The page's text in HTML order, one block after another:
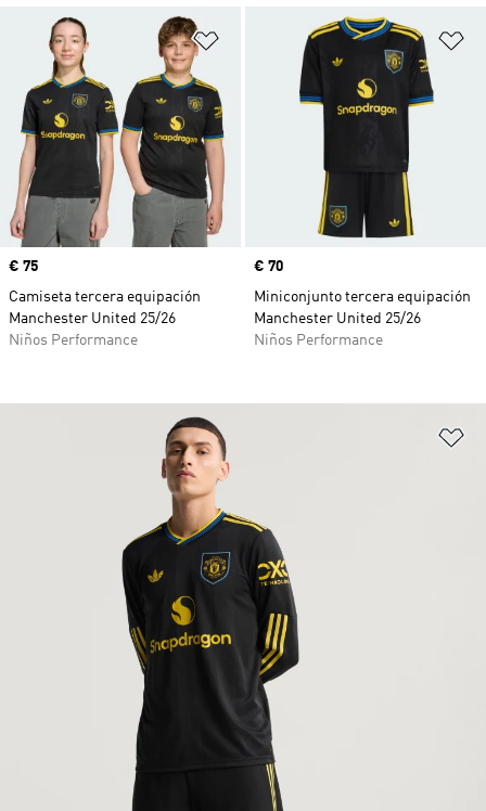
Añadir a la lista de deseos
Precio
€ 75
Camiseta tercera equipación
Manchester United 25/26
Niños Performance
Precio
€ 70
Miniconjunto tercera equipación
Manchester United 25/26
Niños Performance